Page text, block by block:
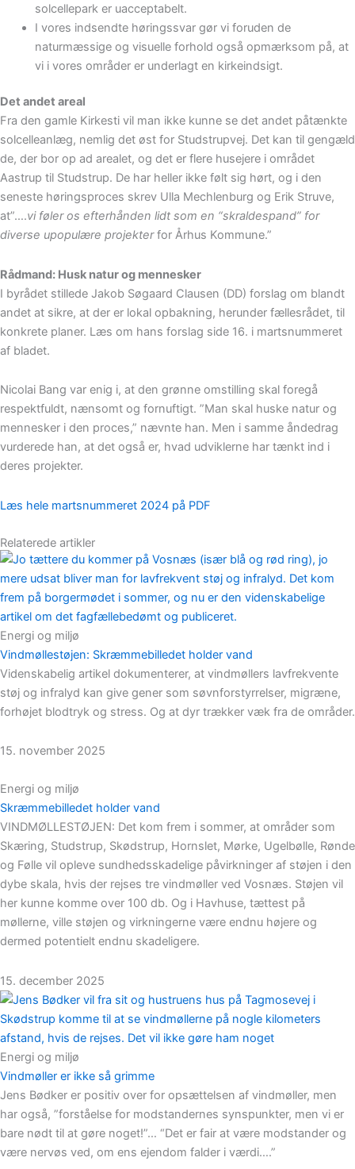
solcellepark er uacceptabelt.
I vores indsendte høringssvar gør vi foruden de
naturmæssige og visuelle forhold også opmærksom på, at
vi i vores områder er underlagt en kirkeindsigt.
Det andet areal
Fra den gamle Kirkesti vil man ikke kunne se det andet påtænkte
solcelleanlæg, nemlig det øst for Studstrupvej. Det kan til gengæld
de, der bor op ad arealet, og det er flere husejere i området
Aastrup til Studstrup. De har heller ikke følt sig hørt, og i den
seneste høringsproces skrev Ulla Mechlenburg og Erik Struve,
at”….vi føler os efterhånden lidt som en “skraldespand” for
diverse upopulære projekterfor Århus Kommune.”
Rådmand: Husk natur og mennesker
I byrådet stillede Jakob Søgaard Clausen (DD) forslag om blandt
andet at sikre, at der er lokal opbakning, herunder fællesrådet, til
konkrete planer. Læs om hans forslag side 16. i martsnummeret
af bladet.
Nicolai Bang var enig i, at den grønne omstilling skal foregå
respektfuldt, nænsomt og fornuftigt. ”Man skal huske natur og
mennesker i den proces,” nævnte han. Men i samme åndedrag
vurderede han, at det også er, hvad udviklerne har tænkt ind i
deres projekter.
Læs hele martsnummeret 2024 på PDF
Relaterede artikler
Energi og miljø
Vindmøllestøjen: Skræmmebilledet holder vand
Videnskabelig artikel dokumenterer, at vindmøllers lavfrekvente
støj og infralyd kan give gener som søvnforstyrrelser, migræne,
forhøjet blodtryk og stress. Og at dyr trækker væk fra de områder.
15. november 2025
Energi og miljø
Skræmmebilledet holder vand
VINDMØLLESTØJEN: Det kom frem i sommer, at områder som
Skæring, Studstrup, Skødstrup, Hornslet, Mørke, Ugelbølle, Rønde
og Følle vil opleve sundhedsskadelige påvirkninger af støjen i den
dybe skala, hvis der rejses tre vindmøller ved Vosnæs. Støjen vil
her kunne komme over 100 db. Og i Havhuse, tættest på
møllerne, ville støjen og virkningerne være endnu højere og
dermed potentielt endnu skadeligere.
15. december 2025
Energi og miljø
Vindmøller er ikke så grimme
Jens Bødker er positiv over for opsættelsen af vindmøller, men
har også, ”forståelse for modstandernes synspunkter, men vi er
bare nødt til at gøre noget!”… “Det er fair at være modstander og
være nervøs ved, om ens ejendom falder i værdi….”